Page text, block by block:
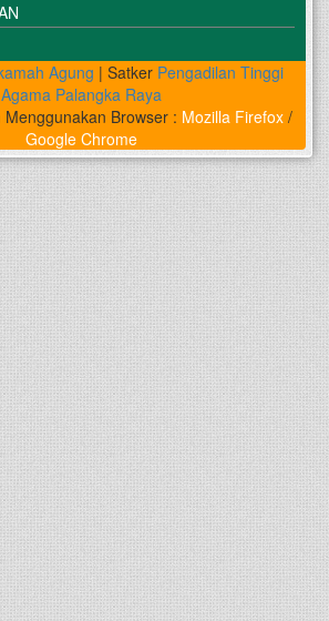
Agung | Satker Pengadilan Tinggi
Agama Palangka Raya
Browser : Mozilla Firefox/
Google Chrome